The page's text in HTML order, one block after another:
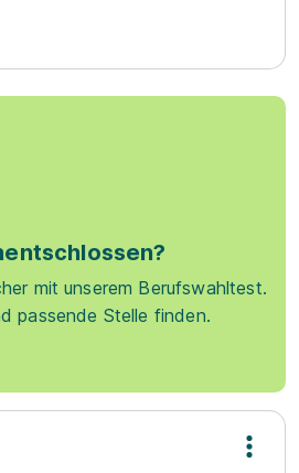
mit unserem Berufswahltest.
passende Stelle finden.